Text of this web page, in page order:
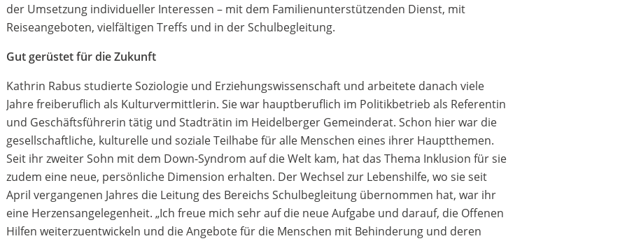
der Umsetzung individueller Interessen – mit dem Familienunterstützenden Dienst, mit
Reiseangeboten, vielfältigen Treffs und in der Schulbegleitung.
Gut gerüstet für die Zukunft
Kathrin Rabus studierte Soziologie und Erziehungswissenschaft und arbeitete danach viele
Jahre freiberuflich als Kulturvermittlerin. Sie war hauptberuflich im Politikbetrieb als Referentin
und Geschäftsführerin tätig und Stadträtin im Heidelberger Gemeinderat. Schon hier war die
gesellschaftliche, kulturelle und soziale Teilhabe für alle Menschen eines ihrer Hauptthemen.
Seit ihr zweiter Sohn mit dem Down-Syndrom auf die Welt kam, hat das Thema Inklusion für sie
zudem eine neue, persönliche Dimension erhalten. Der Wechsel zur Lebenshilfe, wo sie seit
April vergangenen Jahres die Leitung des Bereichs Schulbegleitung übernommen hat, war ihr
eine Herzensangelegenheit. „Ich freue mich sehr auf die neue Aufgabe und darauf, die Offenen
Hilfen weiterzuentwickeln und die Angebote für die Menschen mit Behinderung und deren